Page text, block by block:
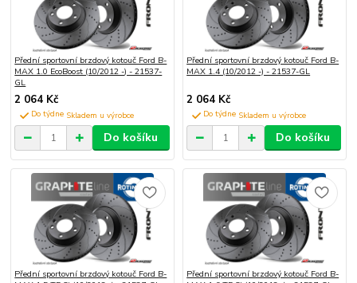
Přední sportovní brzdový kotouč Ford B-
MAX 1.0 EcoBoost (10/2012 -) - 21537-
GL
2 064 Kč
Do týdne
Do košíku
Přední sportovní brzdový kotouč Ford B-
MAX 1.4 (10/2012 -) - 21537-GL
2 064 Kč
Do týdne
Do košíku
Přední sportovní brzdový kotouč Ford B-
Přední sportovní brzdový kotouč Ford B-